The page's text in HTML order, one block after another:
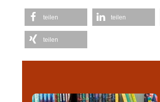
teilen teilen
teilen